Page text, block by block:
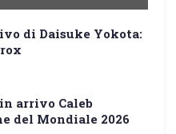
di Daisuke Yokota:
arrivo Caleb
del Mondiale 2026